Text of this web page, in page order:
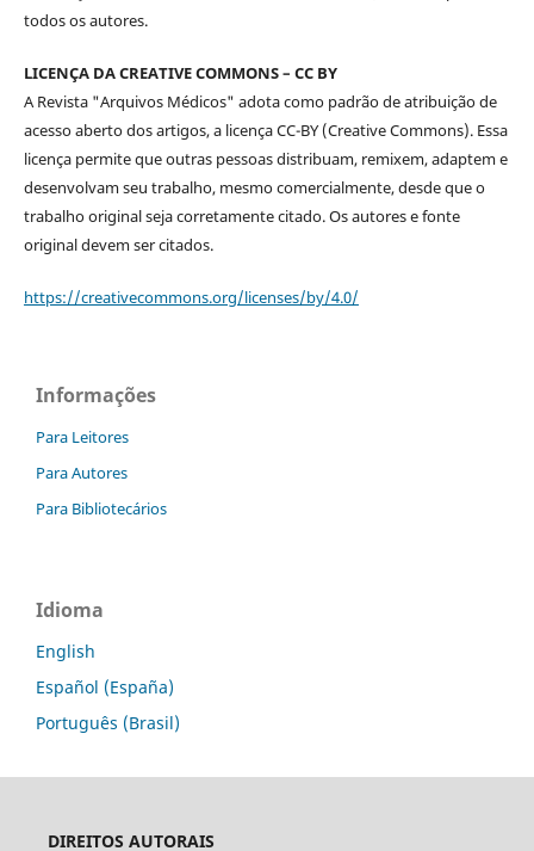
todos os autores.
LICENÇA DA CREATIVE COMMONS – CC BY
A Revista "Arquivos Médicos" adota como padrão de atribuição de
acesso aberto dos artigos, a licença CC-BY (Creative Commons). Essa
licença permite que outras pessoas distribuam, remixem, adaptem e
desenvolvam seu trabalho, mesmo comercialmente, desde que o
trabalho original seja corretamente citado. Os autores e fonte
original devem ser citados.
https://creativecommons.org/licenses/by/4.0/
Informações
Para Leitores
Para Autores
Para Bibliotecários
Idioma
English
Español (España)
Português (Brasil)
DIREITOS AUTORAIS